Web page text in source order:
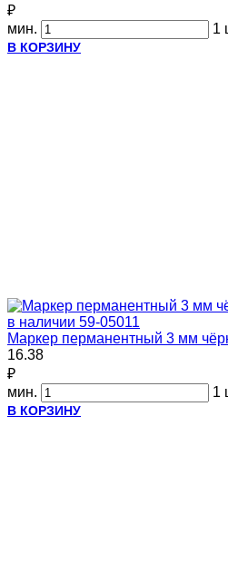
₽
мин.
1
В КОРЗИНУ
в наличии 59-05011
Маркер перманентный 3 мм
16.38
₽
мин.
1
В КОРЗИНУ